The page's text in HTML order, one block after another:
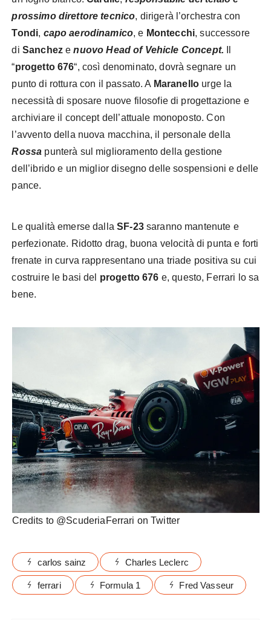
prossimo direttore tecnico, dirigerà l’orchestra con
Tondi, capo aerodinamico, e Montecchi, successore
di Sanchez enuovo Head of Vehicle Concept.
“progetto 676“, così denominato, dovrà segnare un
punto di rottura con il passato. A Maranello urge la
necessità di sposare nuove filosofie di progettazione e
archiviare il concept dell’attuale monoposto. Con
l’avvento della nuova macchina, il personale della
Rossa punterà sul miglioramento della gestione
dell’ibrido e un miglior disegno delle sospensioni e delle
pance.
Le qualità emerse dallaSF-23saranno mantenute e
perfezionate. Ridotto drag, buona velocità di punta e forti
frenate in curva rappresentano una triade positiva su cui
costruire le basi del progetto 676 e, questo, Ferrari lo sa
bene.
Credits to @ScuderiaFerrari on Twitter
carlos sainz Charles Leclerc
ferrari Formula 1 Fred Vasseur